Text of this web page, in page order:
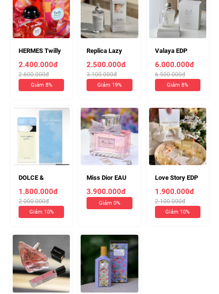
HERMES Twilly
EAU POIVRÉE
85ML (Chiết
10ml 350k)
2.400.000đ
2.600.000đ
Giảm 8%
Replica Lazy
Sunday Morning
EDT 100ml
(Chiết 10ml
300k)
2.500.000đ
3.100.000đ
Giảm 19%
Valaya EDP
75ml (Chiết
10ml 850k)
6.000.000đ
6.500.000đ
Giảm 8%
DOLCE &
GABBANA
LIGHT BLUE
EDT 100ml (
Chiết 10ml 230k
1.800.000đ
2.000.000đ
Giảm 10%
Miss Dior EAU
DE PARFUM
100ml ( Chiết
10ml 440k )
3.900.000đ
Giảm 0%
Love Story EDP
Chloe 75ml
1.900.000đ
2.100.000đ
Giảm 10%